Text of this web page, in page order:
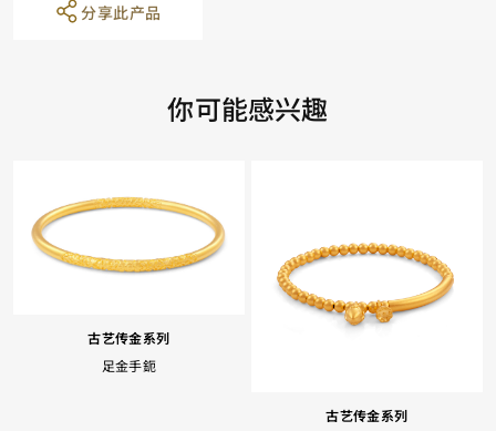
分享此产品
你可能感兴趣
古艺传金系列
足金手鈪
古艺传金系列